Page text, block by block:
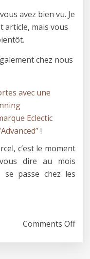
avez bien vu. Je
article, mais vous
chez nous
avec une
Eclectic
!
c’est le moment
dire au mois
se passe chez les
Comments Offon